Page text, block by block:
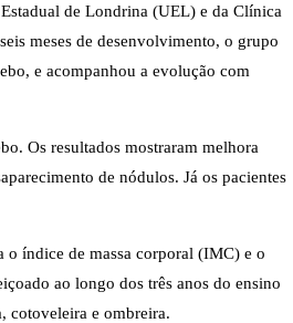
de Londrina (UEL) e da Clínica
meses de desenvolvimento, o grupo
e acompanhou a evolução com
Os resultados mostraram melhora
de nódulos. Já os pacientes
índice de massa corporal (IMC) e o
ao longo dos três anos do ensino
cotoveleira e ombreira.